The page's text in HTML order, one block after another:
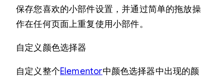
保存您喜欢的小部件设置，并通过简单的拖放操
作在任何页面上重复使用小部件。
自定义颜色选择器
自定义整个Elementor中颜色选择器中出现的颜